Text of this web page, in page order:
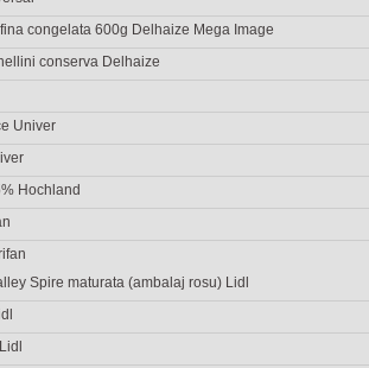
congelata 600g Delhaize Mega Image
conserva Delhaize
Univer
Hochland
Spire maturata (ambalaj rosu) Lidl